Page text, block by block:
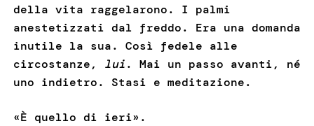
della vita raggelarono. I palmi
anestetizzati dal freddo. Era una domanda
inutile la sua. Così fedele alle
circostanze, lui. Mai un passo avanti, né
uno indietro. Stasi e meditazione.
«È quello di ieri».